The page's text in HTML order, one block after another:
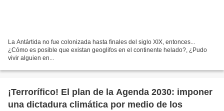
La Antártida no fue colonizada hasta finales del siglo XIX, entonces...
¿Cómo es posible que existan geoglifos en el continente helado?, ¿Pudo
vivir alguien en...
¡Terrorífico! El plan de la Agenda 2030: imponer
una dictadura climática por medio de los